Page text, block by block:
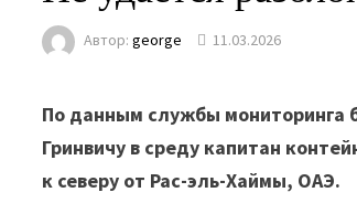
Автор:george 11.03.2026
По данным службы мониторинга
Гринвичу в среду капитан
к северу от Рас-эль-Хаймы, ОАЭ.